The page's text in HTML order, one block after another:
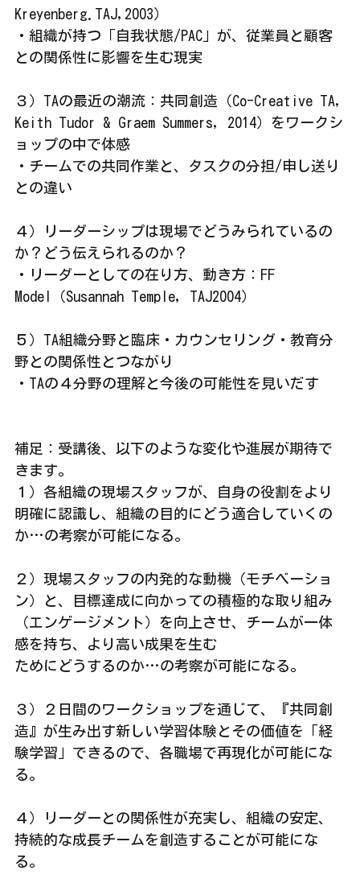
Kreyenberg.TAJ,2003）
・組織が持つ「自我状態/PAC」が、従業員と顧客
との関係性に影響を生む現実
３）TAの最近の潮流：共同創造（Co-Creative TA,
Keith Tudor & Graem Summers, 2014）をワークシ
ョップの中で体感
・チームでの共同作業と、タスクの分担/申し送り
との違い
４）リーダーシップは現場でどうみられているの
か？どう伝えられるのか？
・リーダーとしての在り方、動き方：FF
Model（Susannah Temple, TAJ2004）
５）TA組織分野と臨床・カウンセリング・教育分
野との関係性とつながり
・TAの４分野の理解と今後の可能性を見いだす
補足：受講後、以下のような変化や進展が期待で
きます。
１）各組織の現場スタッフが、自身の役割をより
明確に認識し、組織の目的にどう適合していくの
か…の考察が可能になる。
２）現場スタッフの内発的な動機（モチベーショ
ン）と、目標達成に向かっての積極的な取り組み
（エンゲージメント）を向上させ、チームが一体
感を持ち、より高い成果を生む
ためにどうするのか…の考察が可能になる。
３）２日間のワークショップを通じて、『共同創
造』が生み出す新しい学習体験とその価値を「経
験学習」できるので、各職場で再現化が可能にな
る。
４）リーダーとの関係性が充実し、組織の安定、
持続的な成長チームを創造することが可能にな
る。